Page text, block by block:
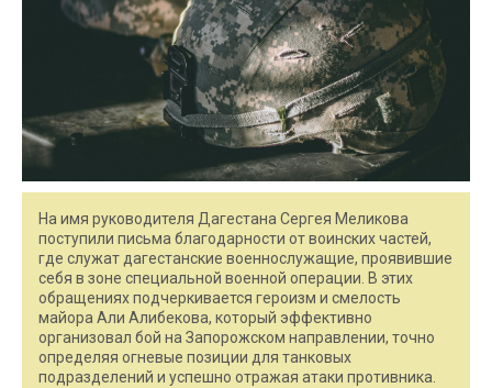
На имя руководителя Дагестана Сергея Меликова
поступили письма благодарности от воинских частей,
где служат дагестанские военнослужащие, проявившие
себя в зоне специальной военной операции. В этих
обращениях подчеркивается героизм и смелость
майора Али Алибекова, который эффективно
организовал бой на Запорожском направлении, точно
определяя огневые позиции для танковых
подразделений и успешно отражая атаки противника.